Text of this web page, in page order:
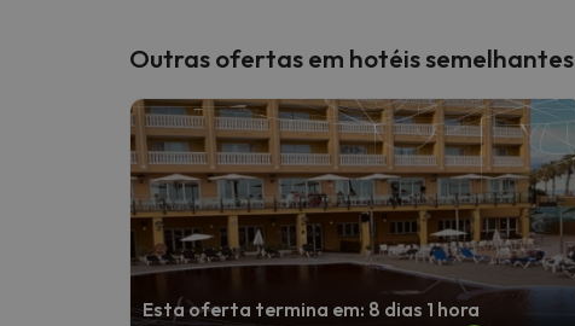
Outras ofertas em hotéis semelhantes
Esta oferta termina em: 8 dias 1 hora